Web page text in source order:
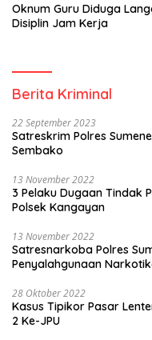
Oknum Guru Diduga
Disiplin Jam Kerja
Berita Kriminal
22 September 2023
Satreskrim Polres
Sembako
13 November 2022
3 Pelaku Dugaan Tindak
Polsek Kangayan
13 November 2022
Satresnarkoba Polres
Penyalahgunaan
28 Oktober 2022
Kasus Tipikor Pasar
2 Ke-JPU